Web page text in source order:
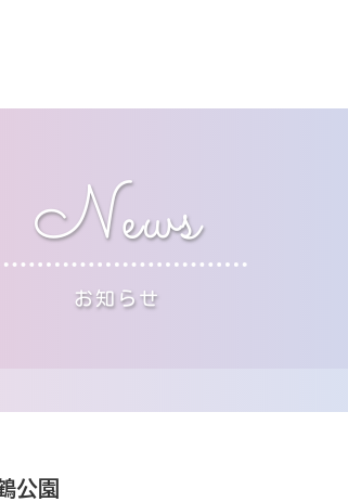
News
お知らせ
公園